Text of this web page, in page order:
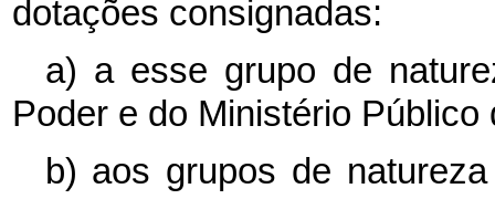
dotações consignadas:
a) a esse grupo de
Poder e do Ministério Público
b) aos grupos de